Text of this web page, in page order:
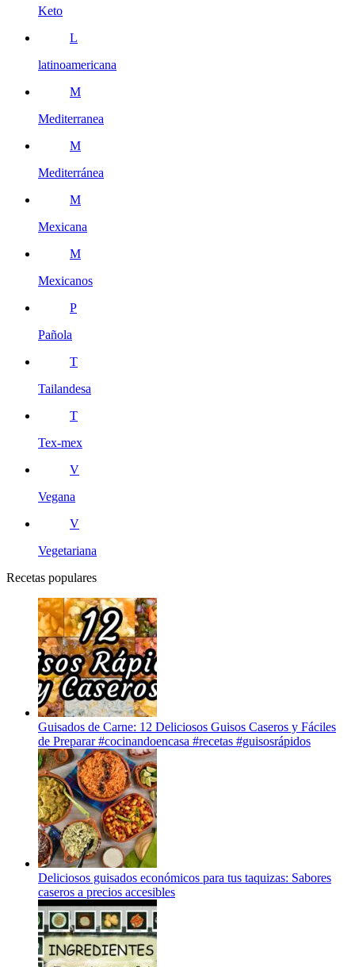
Keto
L
latinoamericana
M
Mediterranea
M
Mediterránea
M
Mexicana
M
Mexicanos
P
Pañola
T
Tailandesa
T
Tex-mex
V
Vegana
V
Vegetariana
Recetas populares
Guisados de Carne: 12 Deliciosos Guisos Caseros y Fáciles
de Preparar #cocinandoencasa #recetas #guisosrápidos
Deliciosos guisados económicos para tus taquizas: Sabores
caseros a precios accesibles